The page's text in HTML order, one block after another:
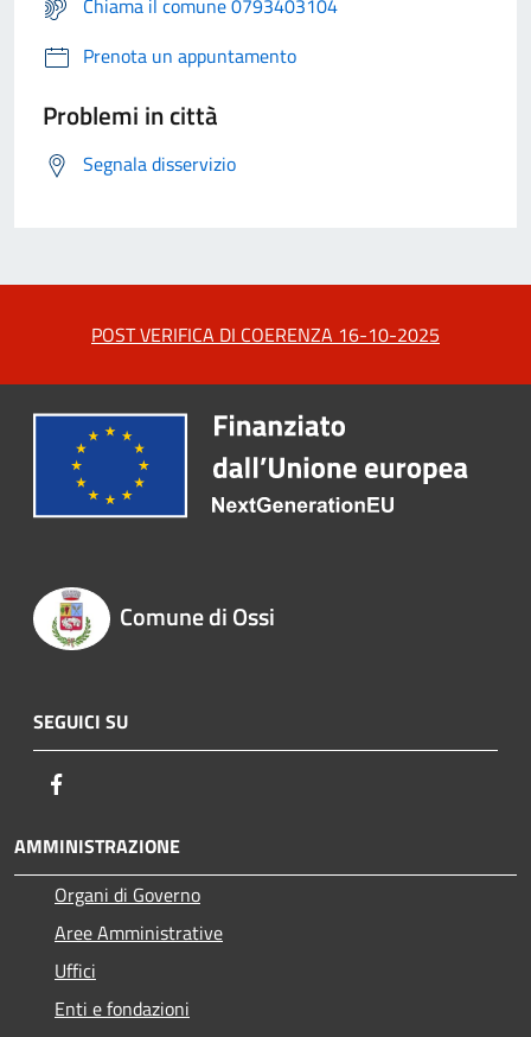
Chiama il comune 0793403104
Prenota un appuntamento
Problemi in città
Segnala disservizio
POST VERIFICA DI COERENZA 16-10-2025
Comune di Ossi
SEGUICI SU
AMMINISTRAZIONE
Organi di Governo
Aree Amministrative
Uffici
Enti e fondazioni